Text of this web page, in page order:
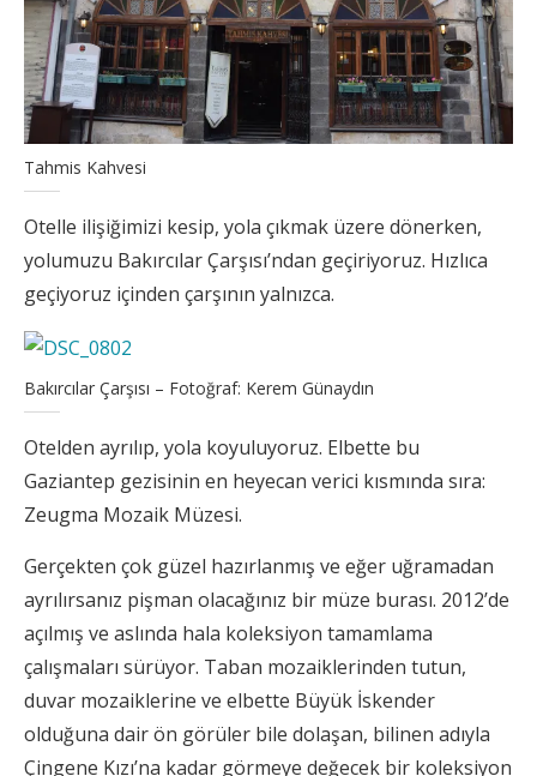
Tahmis Kahvesi
Otelle ilişiğimizi kesip, yola çıkmak üzere dönerken,
yolumuzu Bakırcılar Çarşısı’ndan geçiriyoruz. Hızlıca
geçiyoruz içinden çarşının yalnızca.
Bakırcılar Çarşısı – Fotoğraf: Kerem Günaydın
Otelden ayrılıp, yola koyuluyoruz. Elbette bu
Gaziantep gezisinin en heyecan verici kısmında sıra:
Zeugma Mozaik Müzesi.
Gerçekten çok güzel hazırlanmış ve eğer uğramadan
ayrılırsanız pişman olacağınız bir müze burası. 2012’de
açılmış ve aslında hala koleksiyon tamamlama
çalışmaları sürüyor. Taban mozaiklerinden tutun,
duvar mozaiklerine ve elbette Büyük İskender
olduğuna dair ön görüler bile dolaşan, bilinen adıyla
Çingene Kızı’na kadar görmeye değecek bir koleksiyon